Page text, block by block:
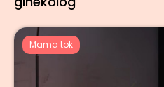
Mama tok